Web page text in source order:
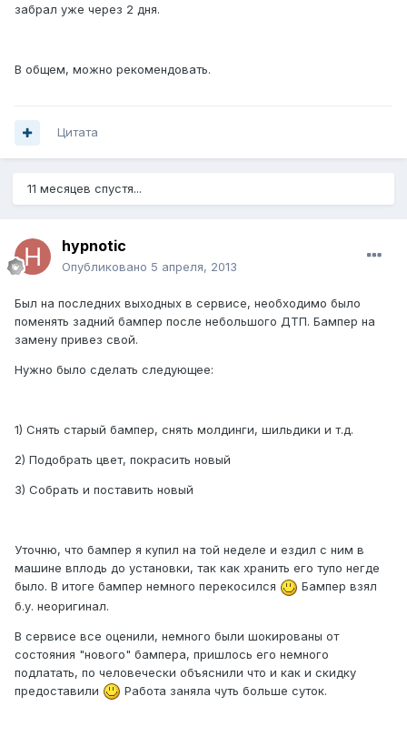
забрал уже через 2 дня.
В общем, можно рекомендовать.
Цитата
11 месяцев спустя...
hypnotic
Опубликовано 5 апреля, 2013
Был на последних выходных в сервисе, необходимо было
поменять задний бампер после небольшого ДТП. Бампер на
замену привез свой.
Нужно было сделать следующее:
1) Снять старый бампер, снять молдинги, шильдики и т.д.
2) Подобрать цвет, покрасить новый
3) Собрать и поставить новый
Уточню, что бампер я купил на той неделе и ездил с ним в
машине вплодь до установки, так как хранить его тупо негде
было. В итоге бампер немного перекосился
Бампер взял
б.у. неоригинал.
В сервисе все оценили, немного были шокированы от
состояния "нового" бампера, пришлось его немного
подлатать, по человечески объяснили что и как и скидку
предоставили
Работа заняла чуть больше суток.